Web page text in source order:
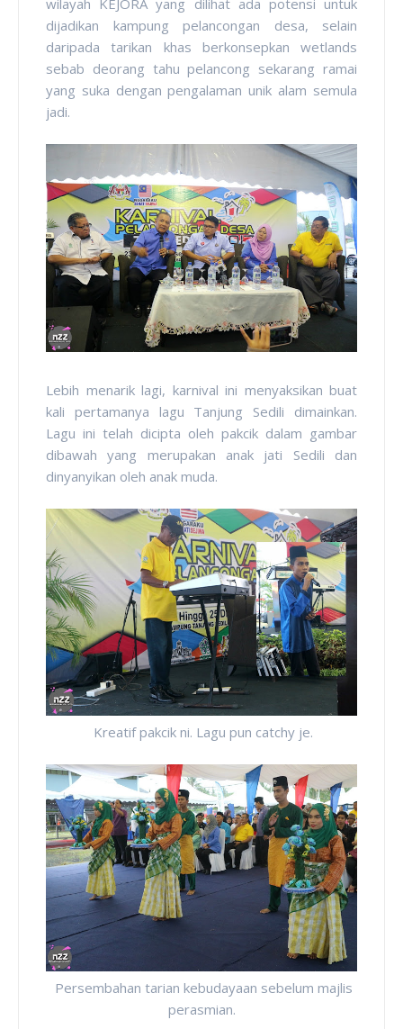
wilayah KEJORA yang dilihat ada potensi untuk
dijadikan kampung pelancongan desa, selain
daripada tarikan khas berkonsepkan wetlands
sebab deorang tahu pelancong sekarang ramai
yang suka dengan pengalaman unik alam semula
jadi.
Lebih menarik lagi, karnival ini menyaksikan buat
kali pertamanya lagu Tanjung Sedili dimainkan.
Lagu ini telah dicipta oleh pakcik dalam gambar
dibawah yang merupakan anak jati Sedili dan
dinyanyikan oleh anak muda.
Kreatif pakcik ni. Lagu pun catchy je.
Persembahan tarian kebudayaan sebelum majlis
perasmian.